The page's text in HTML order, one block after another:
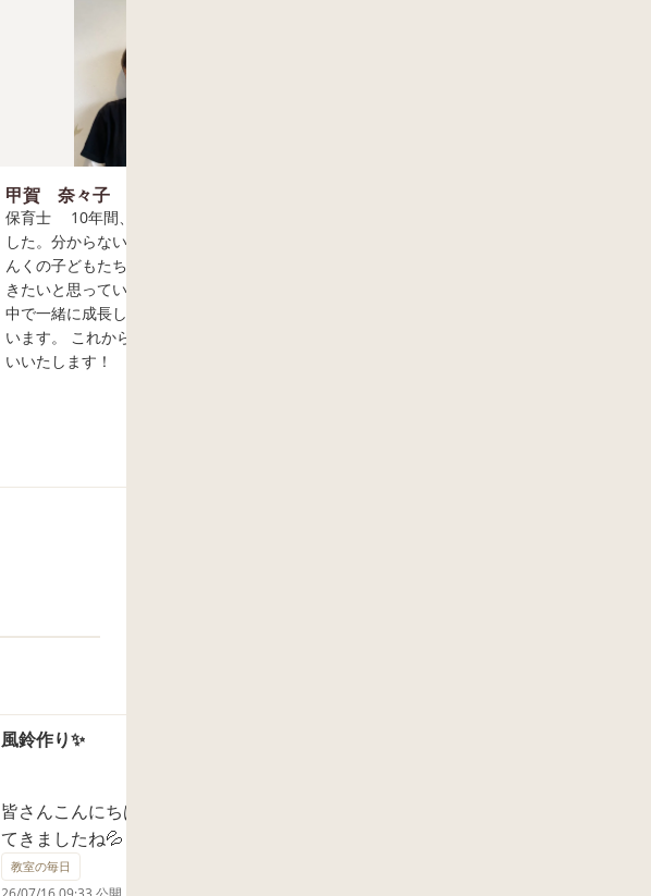
甲賀 奈々子
保育士 10年間、保育園で働いていま
した。分からない事もありますが、り
んくの子どもたちと楽しく過ごしてい
きたいと思っています！日々、過ごす
中で一緒に成長していきたいと思って
います。 これからどうぞよろしくお願
いいたします！
風鈴作り✨
皆さんこんにちは☺️ 急に暑くなっ
てきましたね💦 夏休みも近づき子
どもたちがわくわくしている様子
教室の毎日